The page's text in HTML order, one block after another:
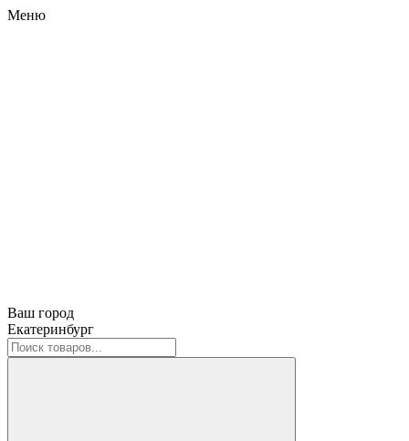
Меню
Ваш город
Екатеринбург